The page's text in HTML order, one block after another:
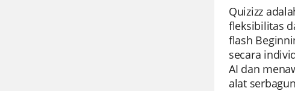
Quizizz
fleksibilitas
flash
secara
AI dan
alat